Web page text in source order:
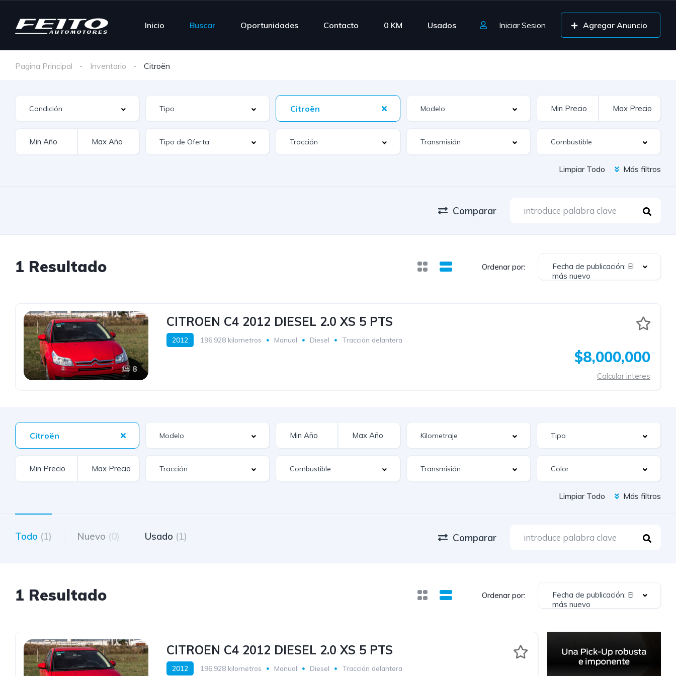
Inicio Buscar Oportunidades Contacto 0 KM Usados Iniciar Sesion Agregar Anuncio
Pagina Principal Inventario Citroën
Citroën
Limpiar Todo Más filtros
Comparar
1 Resultado Ordenar por:
Fecha de publicación: El
más nuevo
8
CITROEN C4 2012 DIESEL 2.0 XS 5 PTS
2012 196,928 kilometros Manual Diesel Tracción delantera
$8,000,000
Calcular interes
Citroën
Limpiar Todo Más filtros
Todo (1) Nuevo (0) Usado (1) Comparar
1 Resultado Ordenar por:
Fecha de publicación: El
más nuevo
CITROEN C4 2012 DIESEL 2.0 XS 5 PTS
2012 196,928 kilometros Manual Diesel Tracción delantera